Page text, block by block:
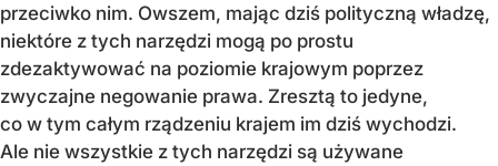
przeciwko nim. Owszem, mając dziś polityczną władzę,
niektóre z tych narzędzi mogą po prostu
zdezaktywować na poziomie krajowym poprzez
zwyczajne negowanie prawa. Zresztą to jedyne,
co w tym całym rządzeniu krajem im dziś wychodzi.
Ale nie wszystkie z tych narzędzi są używane